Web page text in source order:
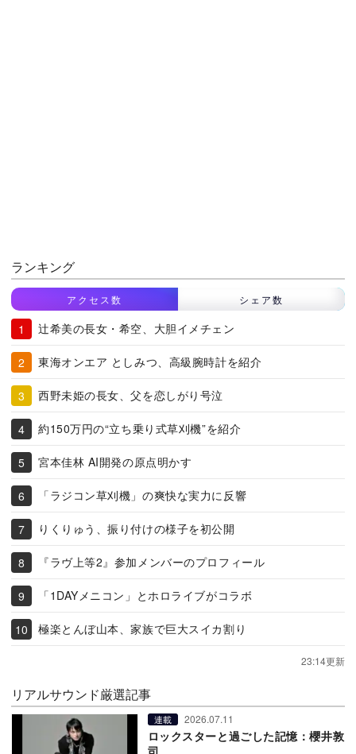
ランキング
アクセス数 シェア数
辻希美の長女・希空、大胆イメチェン
東海オンエア としみつ、高級腕時計を紹介
西野未姫の長女、父を恋しがり号泣
約150万円の“立ち乗り式草刈機”を紹介
宮本佳林 AI開発の原点明かす
「ラジコン草刈機」の爽快な実力に反響
りくりゅう、振り付けの様子を初公開
『ラヴ上等2』参加メンバーのプロフィール
「1DAYメニコン」とホロライブがコラボ
極楽とんぼ山本、家族で巨大スイカ割り
23:14更新
リアルサウンド厳選記事
連載 2026.07.11
ロックスターと過ごした記憶：櫻井敦
司